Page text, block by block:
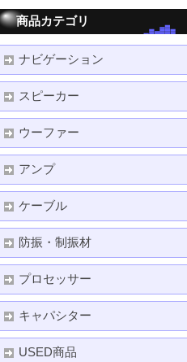
商品カテゴリ
ナビゲーション
スピーカー
ウーファー
アンプ
ケーブル
防振・制振材
プロセッサー
キャパシター
USED商品